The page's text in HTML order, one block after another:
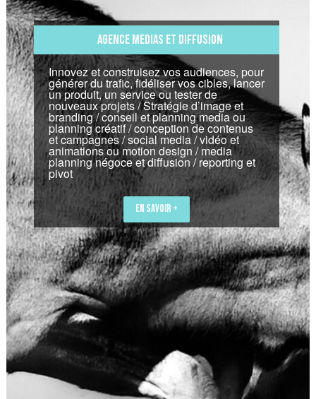
AGENCE MEDIAS ET DIFFUSION
Innovez et construisez vos audiences, pour
générer du trafic, fidéliser vos cibles, lancer
un produit, un service ou tester de
nouveaux projets / Stratégie d’image et
branding / conseil et planning media ou
planning créatif / conception de contenus
et campagnes / social media / vidéo et
animations ou motion design / media
planning négoce et diffusion / reporting et
pivot
EN SAVOIR +